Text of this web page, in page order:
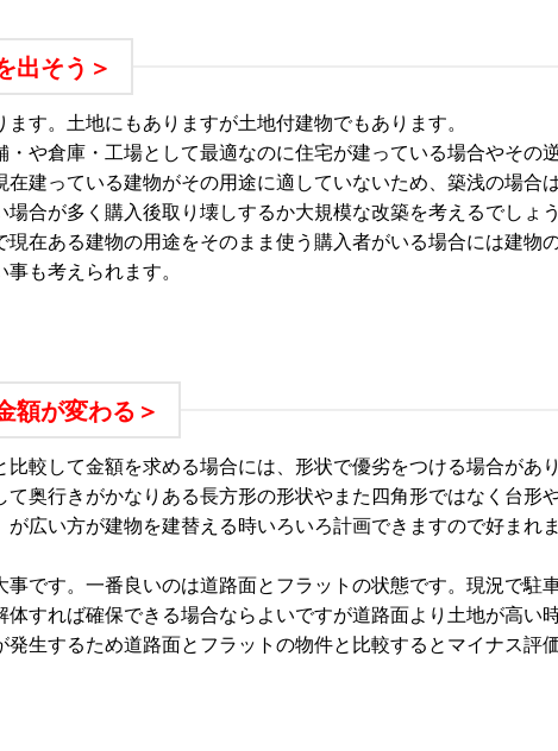
出そう＞
す。土地にもありますが土地付建物でもあります。
や倉庫・工場として最適なのに住宅が建っている場合やその逆
在建っている建物がその用途に適していないため、築浅の場
場合が多く購入後取り壊しするか大規模な改築を考えるでし
現在ある建物の用途をそのまま使う購入者がいる場合には建
も考えられます。
額が変わる＞
比較して金額を求める場合には、形状で優劣をつける場合が
て奥行きがかなりある長方形の形状やまた四角形ではなく台
が広い方が建物を建替える時いろいろ計画できますので好ま
事です。一番良いのは道路面とフラットの状態です。現況で
体すれば確保できる場合ならよいですが道路面より土地が高
生するため道路面とフラットの物件と比較するとマイナス評